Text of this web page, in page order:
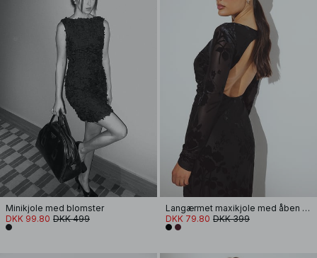
Minikjole med blomster
DKK 99.80 DKK 499
Langærmet maxikjole med åben ryg
DKK 79.80 DKK 399